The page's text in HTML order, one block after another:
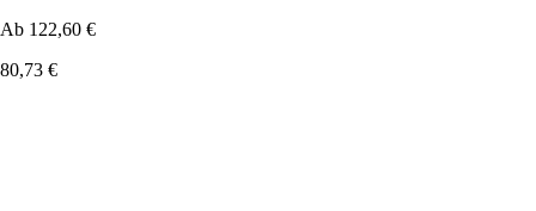
Ab 122,60 €
80,73 €